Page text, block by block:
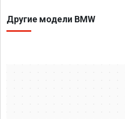
Другие модели BMW